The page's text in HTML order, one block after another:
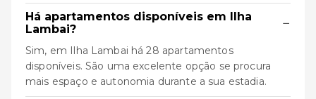
Há apartamentos disponíveis em Ilha
Lambai?
−
Sim, em Ilha Lambai há 28 apartamentos
disponíveis. São uma excelente opção se procura
mais espaço e autonomia durante a sua estadia.